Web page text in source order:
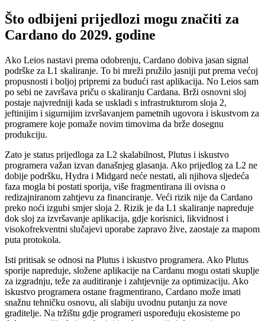
Što odbijeni prijedlozi mogu značiti za
Cardano do 2029. godine
Ako Leios nastavi prema odobrenju, Cardano dobiva jasan signal
podrške za L1 skaliranje. To bi mreži pružilo jasniji put prema većoj
propusnosti i boljoj pripremi za budući rast aplikacija. No Leios sam
po sebi ne završava priču o skaliranju Cardana. Brži osnovni sloj
postaje najvredniji kada se uskladi s infrastrukturom sloja 2,
jeftinijim i sigurnijim izvršavanjem pametnih ugovora i iskustvom za
programere koje pomaže novim timovima da brže dosegnu
produkciju.
Zato je status prijedloga za L2 skalabilnost, Plutus i iskustvo
programera važan izvan današnjeg glasanja. Ako prijedlog za L2 ne
dobije podršku, Hydra i Midgard neće nestati, ali njihova sljedeća
faza mogla bi postati sporija, više fragmentirana ili ovisna o
redizajniranom zahtjevu za financiranje. Veći rizik nije da Cardano
preko noći izgubi smjer sloja 2. Rizik je da L1 skaliranje napreduje
dok sloj za izvršavanje aplikacija, gdje korisnici, likvidnost i
visokofrekventni slučajevi uporabe zapravo žive, zaostaje za mapom
puta protokola.
Isti pritisak se odnosi na Plutus i iskustvo programera. Ako Plutus
sporije napreduje, složene aplikacije na Cardanu mogu ostati skuplje
za izgradnju, teže za auditiranje i zahtjevnije za optimizaciju. Ako
iskustvo programera ostane fragmentirano, Cardano može imati
snažnu tehničku osnovu, ali slabiju uvodnu putanju za nove
graditelje. Na tržištu gdje programeri uspoređuju ekosisteme po